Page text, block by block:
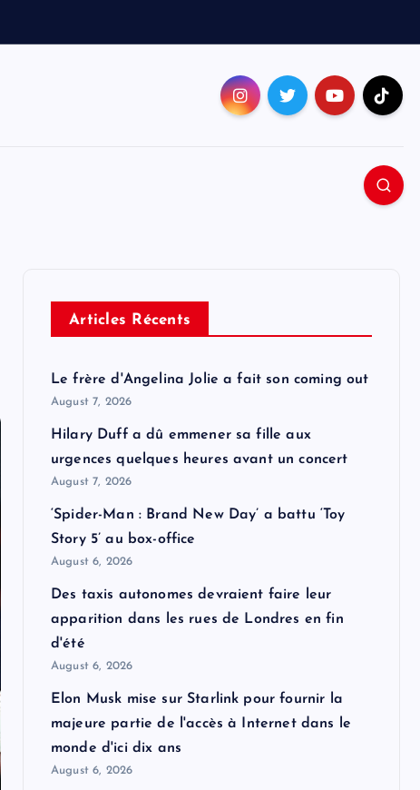
Articles Récents
Le frère d'Angelina Jolie a fait son coming out
August 7, 2026
Hilary Duff a dû emmener sa fille aux
urgences quelques heures avant un concert
August 7, 2026
‘Spider-Man : Brand New Day’ a battu ‘Toy
Story 5’ au box-office
August 6, 2026
Des taxis autonomes devraient faire leur
apparition dans les rues de Londres en fin
d'été
August 6, 2026
Elon Musk mise sur Starlink pour fournir la
majeure partie de l'accès à Internet dans le
monde d'ici dix ans
August 6, 2026